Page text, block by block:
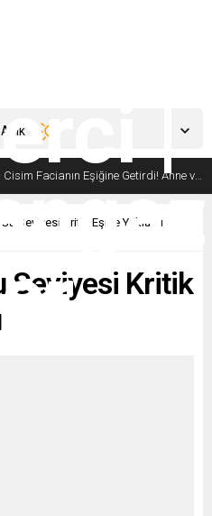
Kamyondan Fırlayan Cisim Facianın Eşiğine Getirdi! Anne ve Bebeği Son Anda Kurtuldu
Açık
Seviyesi Kritik Eşiğe Yaklaştı
Seviyesi Kritik